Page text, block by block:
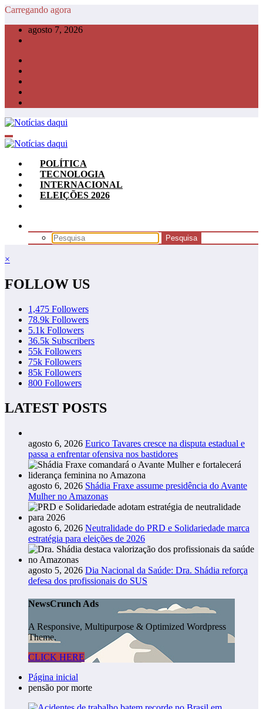
Pular
conteúdo
Carregando agora
agosto 7, 2026
POLÍTICA
TECNOLOGIA
INTERNACIONAL
ELEIÇÕES 2026
×
FOLLOW US
1,475 Followers
78.9k Followers
5.1k Followers
36.5k Subscribers
55k Followers
75k Followers
85k Followers
800 Followers
LATEST POSTS
agosto 6, 2026 Eurico Tavares cresce na disputa estadual e
passa a enfrentar ofensiva nos bastidores
agosto 6, 2026 Shádia Fraxe assume presidência do Avante
Mulher no Amazonas
agosto 6, 2026 Neutralidade do PRD e Solidariedade marca
estratégia para eleições de 2026
agosto 5, 2026 Dia Nacional da Saúde: Dra. Shádia reforça
defesa dos profissionais do SUS
NewsCrunch Ads
A Responsive, Multipurpose & Optimized Wordpress
Theme.
CLICK HERE
Página inicial
pensão por morte